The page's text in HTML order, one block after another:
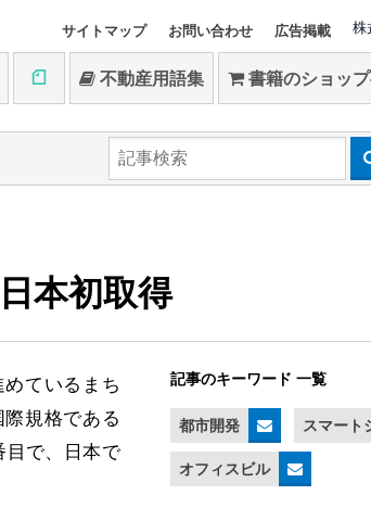
サイトマップ お問い合わせ 広告掲載
不動産用語集 書籍のショッ
本初取得
ているまち
規格である
目で、日本で
記事のキーワード 一覧
都市開発 スマート
オフィスビル